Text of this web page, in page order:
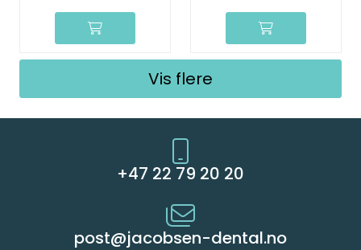
Vis flere
+47 22 79 20 20
post@jacobsen-dental.no